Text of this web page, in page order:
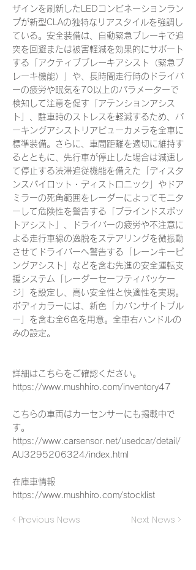
ザインを刷新したLEDコンビネーションラン
プが新型CLAの独特なリアスタイルを強調し
ている。安全装備は、自動緊急ブレーキで追
突を回避または被害軽減を効果的にサポート
する「アクティブブレーキアシスト（緊急ブ
レーキ機能）」や、長時間走行時のドライバ
ーの疲労や眠気を70以上のパラメーターで
検知して注意を促す「アテンションアシス
ト」、駐車時のストレスを軽減するため、パ
ーキングアシストリアビューカメラを全車に
標準装備。さらに、車間距離を適切に維持す
るとともに、先行車が停止した場合は減速し
て停止する渋滞追従機能を備えた「ディスタ
ンスパイロット・ディストロニック」やドア
ミラーの死角範囲をレーダーによってモニタ
ーして危険性を警告する「ブラインドスポッ
トアシスト」、ドライバーの疲労や不注意に
よる走行車線の逸脱をステアリングを微振動
させてドライバーへ警告する「レーンキーピ
ングアシスト」などを含む先進の安全運転支
援システム「レーダーセーフティパッケー
ジ」を設定し、高い安全性と快適性を実現。
ボディカラーには、新色「カバンサイトブル
ー」を含む全6色を用意。全車右ハンドルの
みの設定。
詳細はこちらをご確認ください。
https://www.mushhiro.com/inventory47
こちらの車両はカーセンサーにも掲載中で
す。
https://www.carsensor.net/usedcar/detail/
AU3295206324/index.html
在庫車情報
https://www.mushhiro.com/stocklist
< Previous News Next News >